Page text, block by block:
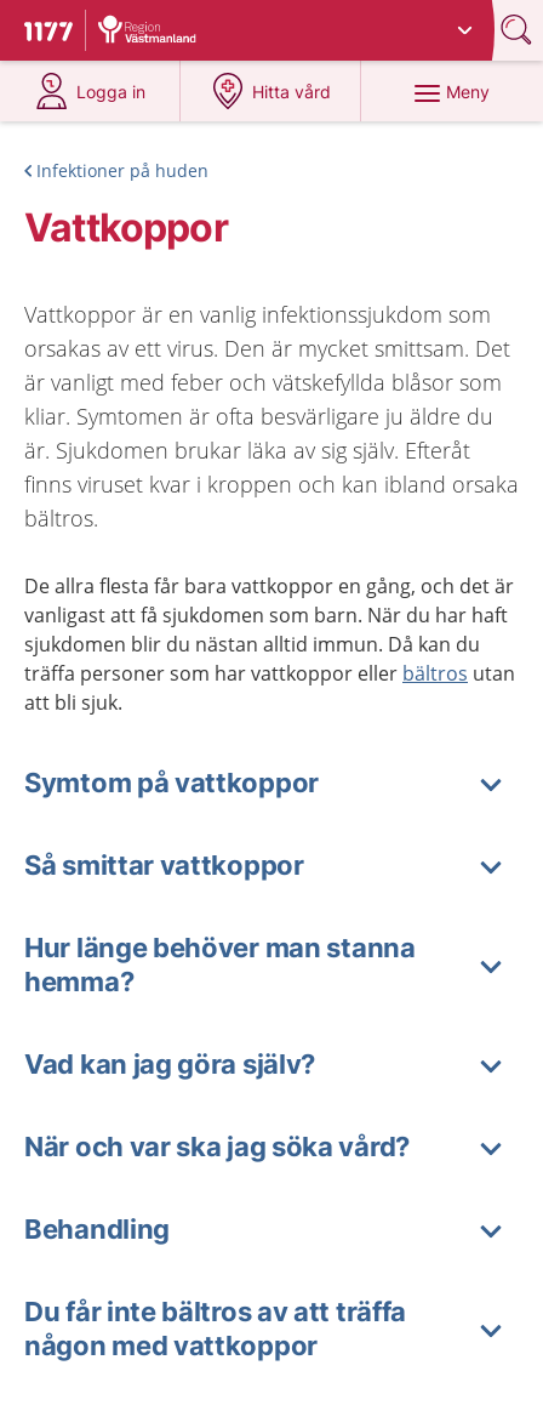
Till startsidan för 1177
Du har valt region
Logga in
på 1177.se
Hitta vård
på 1177.se
Meny
Infektioner på huden
Vattkoppor
Vattkoppor är en vanlig infektionssjukdom som
orsakas av ett virus. Den är mycket smittsam. Det
är vanligt med feber och vätskefyllda blåsor som
kliar. Symtomen är ofta besvärligare ju äldre du
är. Sjukdomen brukar läka av sig själv. Efteråt
finns viruset kvar i kroppen och kan ibland orsaka
bältros.
De allra flesta får bara vattkoppor en gång, och det är
vanligast att få sjukdomen som barn. När du har haft
sjukdomen blir du nästan alltid immun. Då kan du
träffa personer som har vattkoppor eller bältros utan
att bli sjuk.
Symtom på vattkoppor
Så smittar vattkoppor
Hur länge behöver man stanna
hemma?
Vad kan jag göra själv?
När och var ska jag söka vård?
Behandling
Du får inte bältros av att träffa
någon med vattkoppor